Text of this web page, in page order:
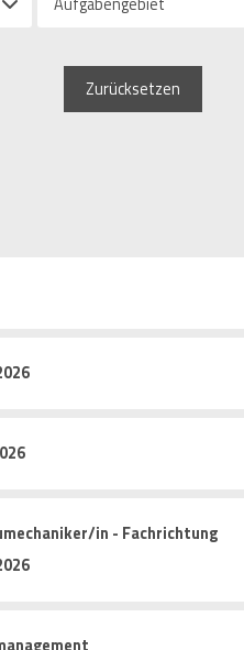
Zurücksetzen
in - Fachrichtung